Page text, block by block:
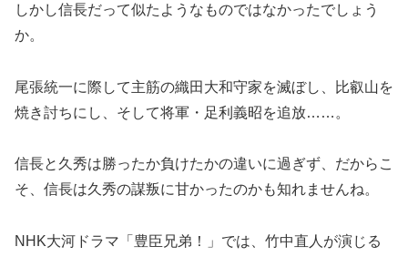
しかし信長だって似たようなものではなかったでしょう
か。
尾張統一に際して主筋の織田大和守家を滅ぼし、比叡山を
焼き討ちにし、そして将軍・足利義昭を追放……。
信長と久秀は勝ったか負けたかの違いに過ぎず、だからこ
そ、信長は久秀の謀叛に甘かったのかも知れませんね。
NHK大河ドラマ「豊臣兄弟！」では、竹中直人が演じる